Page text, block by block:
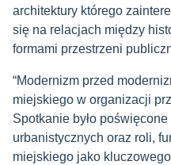
architektury którego
się na relacjach między
formami przestrzeni
“Modernizm przed
miejskiego w organizacji
Spotkanie było
urbanistycznych oraz roli,
miejskiego jako